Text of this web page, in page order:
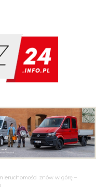
znów w górę –